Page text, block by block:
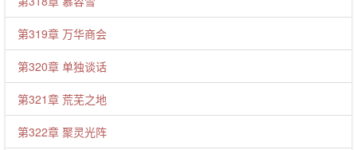
第319章 万华商会
第320章 单独谈话
第321章 荒芜之地
第322章 聚灵光阵